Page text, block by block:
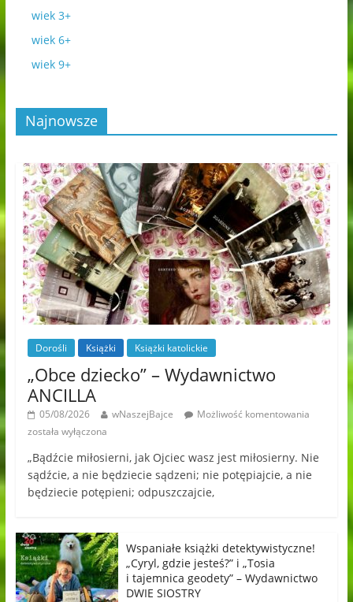
wiek 3+
wiek 6+
wiek 9+
Najnowsze
Dorośli Książki Książki katolickie
„Obce dziecko” – Wydawnictwo
ANCILLA
05/08/2026 wNaszejBajce
Możliwość komentowania
została wyłączona
„Bądźcie miłosierni, jak Ojciec wasz jest miłosierny. Nie
sądźcie, a nie będziecie sądzeni; nie potępiajcie, a nie
będziecie potępieni; odpuszczajcie,
Wspaniałe książki detektywistyczne!
„Cyryl, gdzie jesteś?” i „Tosia
i tajemnica geodety” – Wydawnictwo
DWIE SIOSTRY